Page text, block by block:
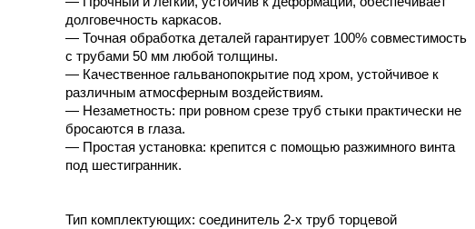
долговечность каркасов.
— Точная обработка деталей гарантирует 100% совместимость
с трубами 50 мм любой толщины.
— Качественное гальванопокрытие под хром, устойчивое к
различным атмосферным воздействиям.
— Незаметность: при ровном срезе труб стыки практически не
бросаются в глаза.
— Простая установка: крепится с помощью разжимного винта
под шестигранник.
Тип комплектующих: соединитель 2-х труб торцевой